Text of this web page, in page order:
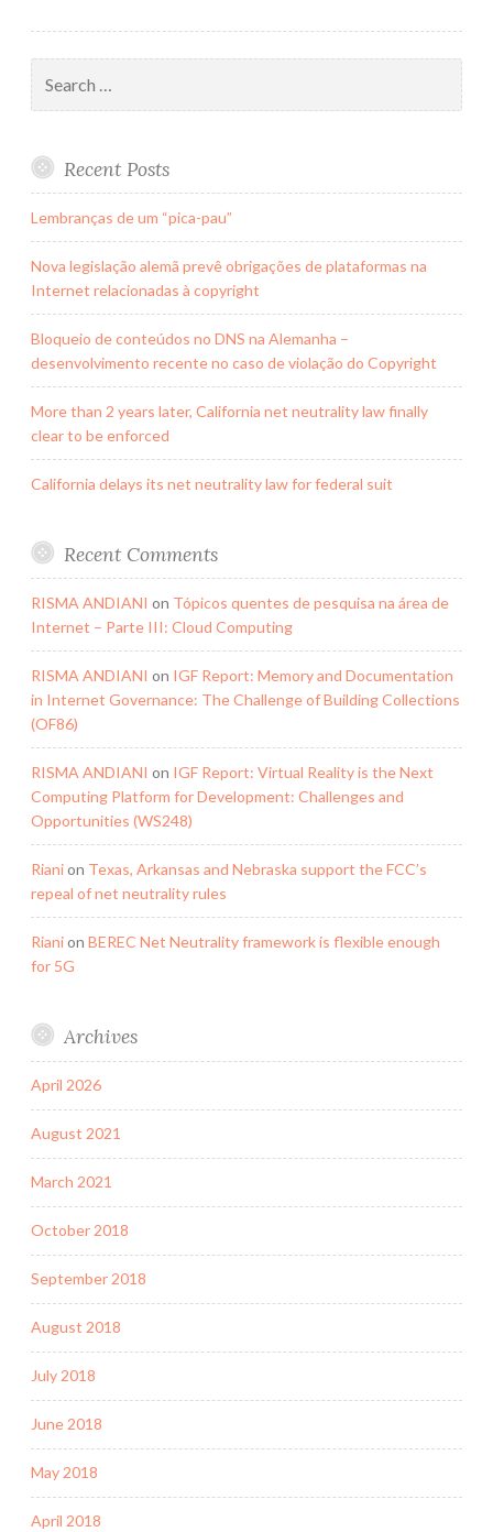
for:
Recent Posts
Lembranças de um “pica-pau”
Nova legislação alemã prevê obrigações de plataformas na
Internet relacionadas à copyright
Bloqueio de conteúdos no DNS na Alemanha –
desenvolvimento recente no caso de violação do Copyright
More than 2 years later, California net neutrality law finally
clear to be enforced
California delays its net neutrality law for federal suit
Recent Comments
RISMA ANDIANI on Tópicos quentes de pesquisa na área de
Internet – Parte III: Cloud Computing
RISMA ANDIANI on IGF Report: Memory and Documentation
in Internet Governance: The Challenge of Building Collections
(OF86)
RISMA ANDIANI on IGF Report: Virtual Reality is the Next
Computing Platform for Development: Challenges and
Opportunities (WS248)
Rianion Texas, Arkansas and Nebraska support the FCC’s
repeal of net neutrality rules
Rianion BEREC Net Neutrality framework is flexible enough
for 5G
Archives
April 2026
August 2021
March 2021
October 2018
September 2018
August 2018
July 2018
June 2018
May 2018
April 2018